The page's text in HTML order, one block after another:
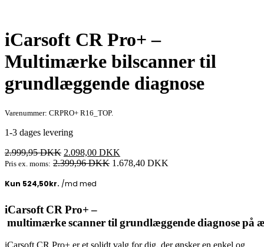
iCarsoft CR Pro+ –
Multimærke bilscanner til
grundlæggende diagnose
Varenummer: CRPRO+ R16_TOP.
1-3 dages levering
2.999,95DKK Den
oprindelige
var:
2.098,00 DKK
aktuelle
Pris ex. moms: 2.399,96DKK 1.678,40 DKK
iCarsoft CR Pro+ –
multimærke scanner til grundlæggende diagnose på